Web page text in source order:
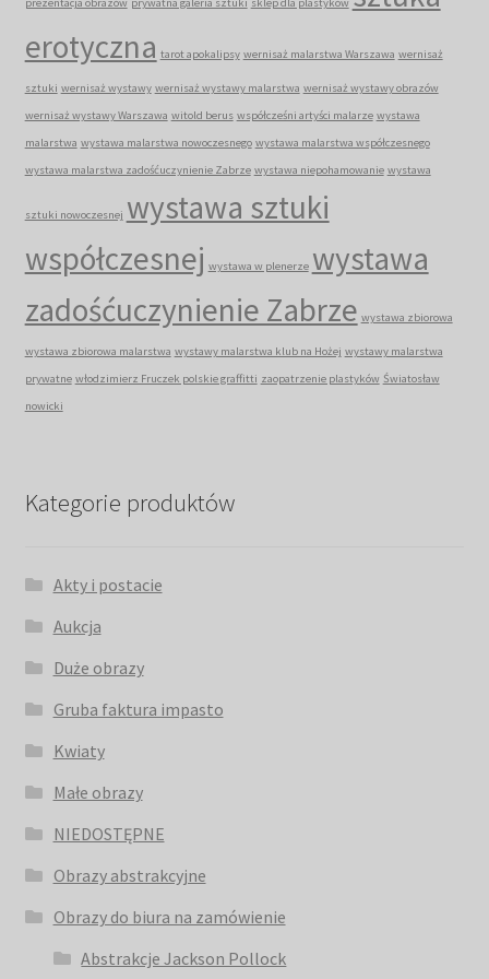
prezentacja obrazów prywatna galeria sztuki sklep dla plastyków
erotyczna tarot apokalipsy wernisaż malarstwa Warszawa wernisaż
sztuki wernisaż wystawy wernisaż wystawy malarstwa wernisaż wystawy obrazów
wernisaż wystawy Warszawa witold berus współcześni artyści malarze wystawa
malarstwa wystawa malarstwa nowoczesnego wystawa malarstwa współczesnego
wystawa malarstwa zadośćuczynienie Zabrze wystawa niepohamowanie wystawa
sztuki nowoczesnej wystawa sztuki
współczesnej wystawa w plenerze wystawa
zadośćuczynienie Zabrze wystawa zbiorowa
wystawa zbiorowa malarstwa wystawy malarstwa klub na Hożej wystawy malarstwa
prywatne włodzimierz Fruczek polskie graffitti zaopatrzenie plastyków Światosław
nowicki
Kategorie produktów
Akty i postacie
Aukcja
Duże obrazy
Gruba faktura impasto
Kwiaty
Małe obrazy
NIEDOSTĘPNE
Obrazy abstrakcyjne
Obrazy do biura na zamówienie
Abstrakcje Jackson Pollock